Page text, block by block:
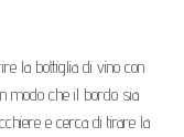
la bottiglia di vino con
modo che il bordo sia
e cerca di tirare la